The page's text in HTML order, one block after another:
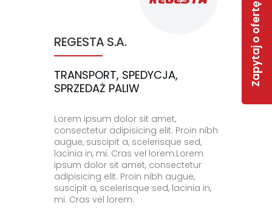
Zapytaj o ofertę
REGESTA S.A.
TRANSPORT, SPEDYCJA,
SPRZEDAŻ PALIW
Lorem ipsum dolor sit amet,
consectetur adipisicing elit. Proin nibh
augue, suscipit a, scelerisque sed,
lacinia in, mi. Cras vel lorem.Lorem
ipsum dolor sit amet, consectetur
adipisicing elit. Proin nibh augue,
suscipit a, scelerisque sed, lacinia in,
mi. Cras vel lorem.